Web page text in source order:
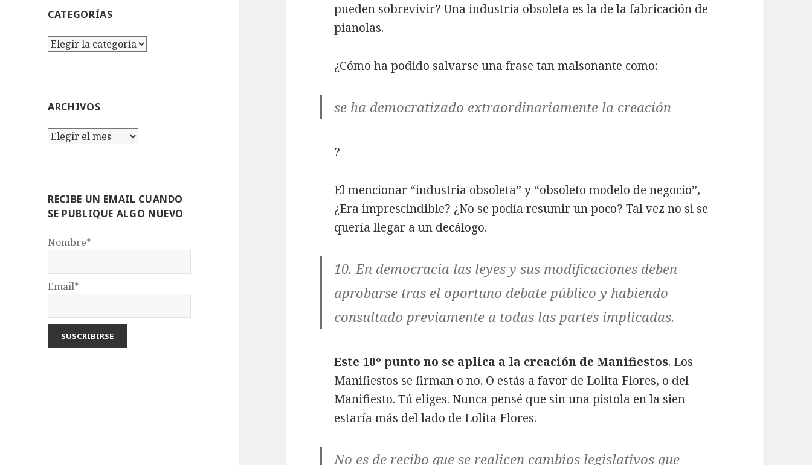
CATEGORÍAS
Categorías
ARCHIVOS
Archivos
RECIBE UN EMAIL CUANDO
SE PUBLIQUE ALGO NUEVO
Nombre*
Email*
pueden sobrevivir? Una industria obsoleta es la de lafabricación de
pianolas.
¿Cómo ha podido salvarse una frase tan malsonante como:
se ha democratizado extraordinariamente la creación
?
El mencionar “industria obsoleta” y “obsoleto modelo de negocio”,
¿Era imprescindible? ¿No se podía resumir un poco? Tal vez no si se
quería llegar a un decálogo.
10. En democracia las leyes y sus modificaciones deben
aprobarse tras el oportuno debate público y habiendo
consultado previamente a todas las partes implicadas.
Este 10º punto no se aplica a la creación de Manifiestos. Los
Manifiestos se firman o no. O estás a favor de Lolita Flores, o del
Manifiesto. Tú eliges. Nunca pensé que sin una pistola en la sien
estaría más del lado de Lolita Flores.
No es de recibo que se realicen cambios legislativos que